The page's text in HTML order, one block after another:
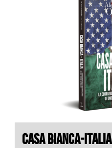
CASA BIANCA-ITALIA